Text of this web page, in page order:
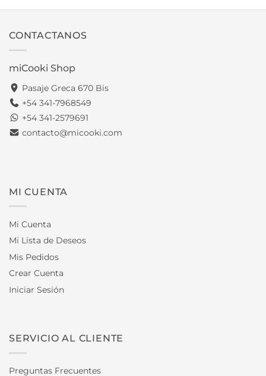
CONTACTANOS
miCooki Shop
Pasaje Greca 670 Bis
+54 341-7968549
+54 341-2579691
contacto@micooki.com
MI CUENTA
Mi Cuenta
Mi Lista de Deseos
Mis Pedidos
Crear Cuenta
Iniciar Sesión
SERVICIO AL CLIENTE
Preguntas Frecuentes